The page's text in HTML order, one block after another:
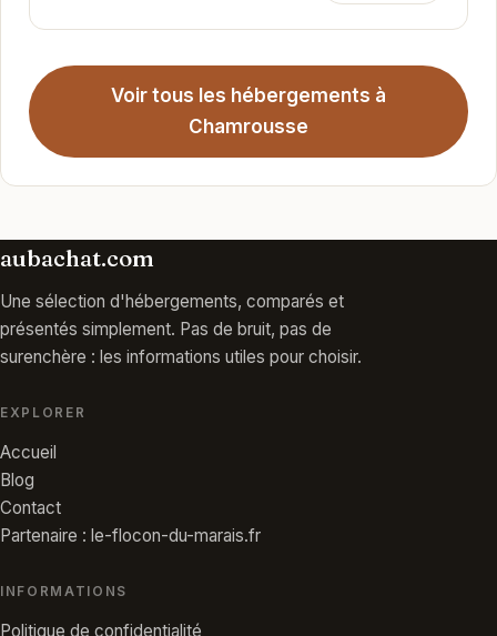
Voir tous les hébergements à
Chamrousse
aubachat.com
Une sélection d'hébergements, comparés et
présentés simplement. Pas de bruit, pas de
surenchère : les informations utiles pour choisir.
EXPLORER
Accueil
Blog
Contact
Partenaire : le-flocon-du-marais.fr
INFORMATIONS
Politique de confidentialité